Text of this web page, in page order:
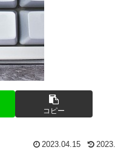
コピー
2023.04.15